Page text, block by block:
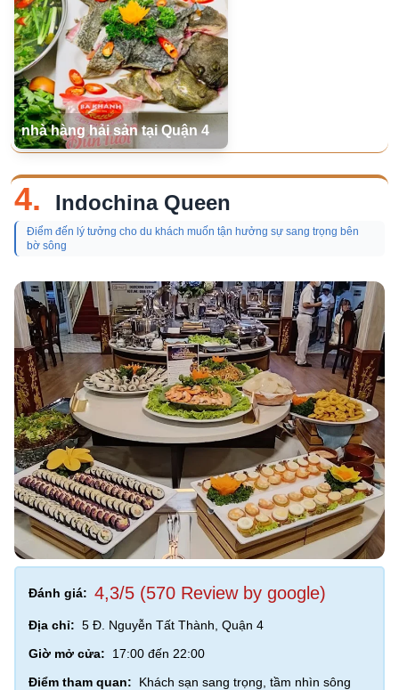
nhà hàng hải sản tại Quận 4
4. Indochina Queen
Điểm đến lý tưởng cho du khách muốn tận hưởng sự sang trọng bên
bờ sông
Đánh giá: 4,3/5 (570 Review by google)
Địa chỉ: 5 Đ. Nguyễn Tất Thành, Quận 4
Giờ mở cửa:
17:00 đến 22:00
Điểm tham quan:
Khách sạn sang trọng, tầm nhìn sông